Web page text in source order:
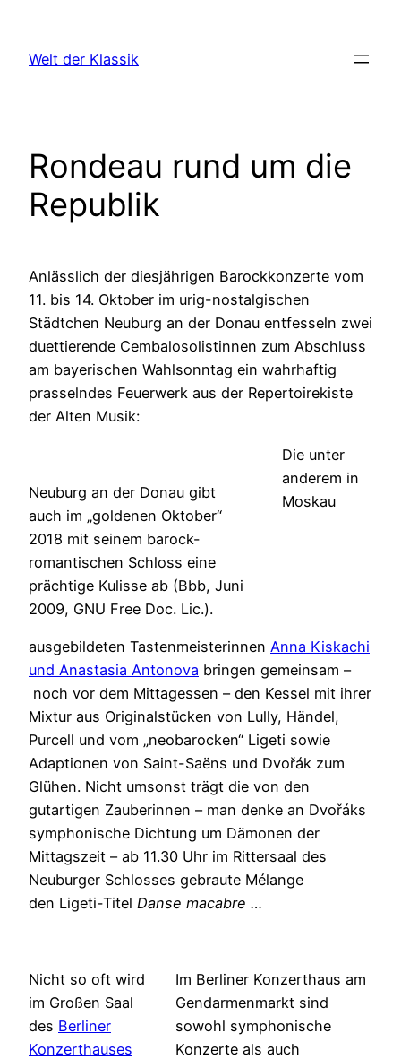
springen
Welt der Klassik
Rondeau rund um die
Republik
Anlässlich der diesjährigen Barockkonzerte vom
11. bis 14. Oktober im urig-nostalgischen
Städtchen Neuburg an der Donau entfesseln zwei
duettierende Cembalosolistinnen zum Abschluss
am bayerischen Wahlsonntag ein wahrhaftig
prasselndes Feuerwerk aus der Repertoirekiste
der Alten Musik:
Neuburg an der Donau gibt
auch im „goldenen Oktober“
2018 mit seinem barock-
romantischen Schloss eine
prächtige Kulisse ab (Bbb, Juni
2009, GNU Free Doc. Lic.).
Die unter
anderem in
Moskau
ausgebildeten Tastenmeisterinnen Anna Kiskachi
und Anastasia Antonova bringen gemeinsam –
noch vor dem Mittagessen – den Kessel mit ihrer
Mixtur aus Originalstücken von Lully, Händel,
Purcell und vom „neobarocken“ Ligeti sowie
Adaptionen von Saint-Saëns und Dvořák zum
Glühen. Nicht umsonst trägt die von den
gutartigen Zauberinnen – man denke an Dvořáks
symphonische Dichtung um Dämonen der
Mittagszeit – ab 11.30 Uhr im Rittersaal des
Neuburger Schlosses gebraute Mélange
den Ligeti-Titel Danse macabre …
Im Berliner Konzerthaus am
Gendarmenmarkt sind
sowohl symphonische
Konzerte als auch
Nicht so oft wird
im Großen Saal
des Berliner
Konzerthauses